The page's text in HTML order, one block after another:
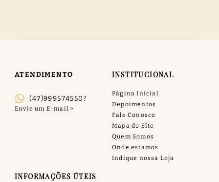
ATENDIMENTO
(47)999574550?
INSTITUCIONAL
Página Inicial
Depoimentos
Fale Conosco
Mapa do Site
Quem Somos
Onde estamos
Indique nossa Loja
INFORMAÇÕES ÚTEIS